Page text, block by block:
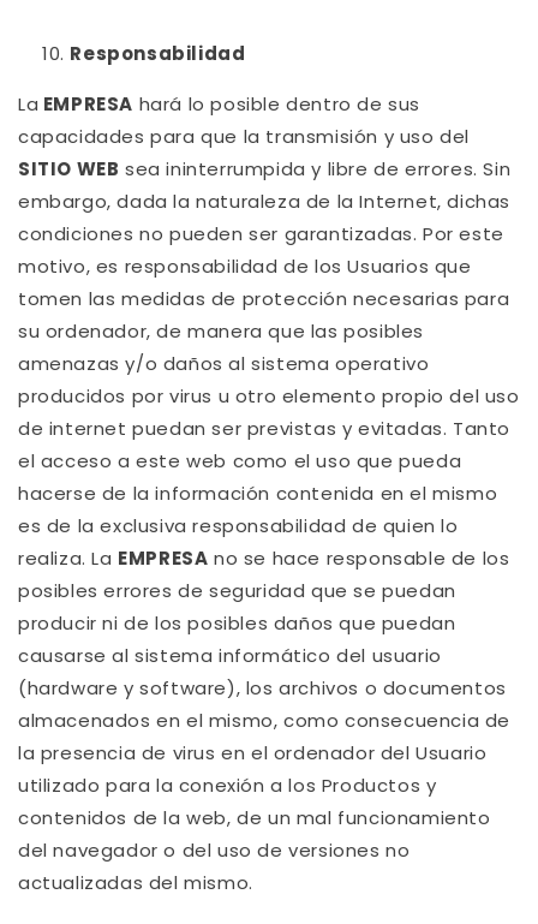
Responsabilidad
La EMPRESA hará lo posible dentro de sus
capacidades para que la transmisión y uso del
SITIO WEB sea ininterrumpida y libre de errores. Sin
embargo, dada la naturaleza de la Internet, dichas
condiciones no pueden ser garantizadas. Por este
motivo, es responsabilidad de los Usuarios que
tomen las medidas de protección necesarias para
su ordenador, de manera que las posibles
amenazas y/o daños al sistema operativo
producidos por virus u otro elemento propio del uso
de internet puedan ser previstas y evitadas. Tanto
el acceso a este web como el uso que pueda
hacerse de la información contenida en el mismo
es de la exclusiva responsabilidad de quien lo
realiza. La EMPRESA no se hace responsable de los
posibles errores de seguridad que se puedan
producir ni de los posibles daños que puedan
causarse al sistema informático del usuario
(hardware y software), los archivos o documentos
almacenados en el mismo, como consecuencia de
la presencia de virus en el ordenador del Usuario
utilizado para la conexión a los Productos y
contenidos de la web, de un mal funcionamiento
del navegador o del uso de versiones no
actualizadas del mismo.